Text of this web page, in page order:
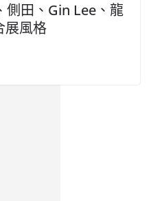
側田、Gin Lee、龍
展風格